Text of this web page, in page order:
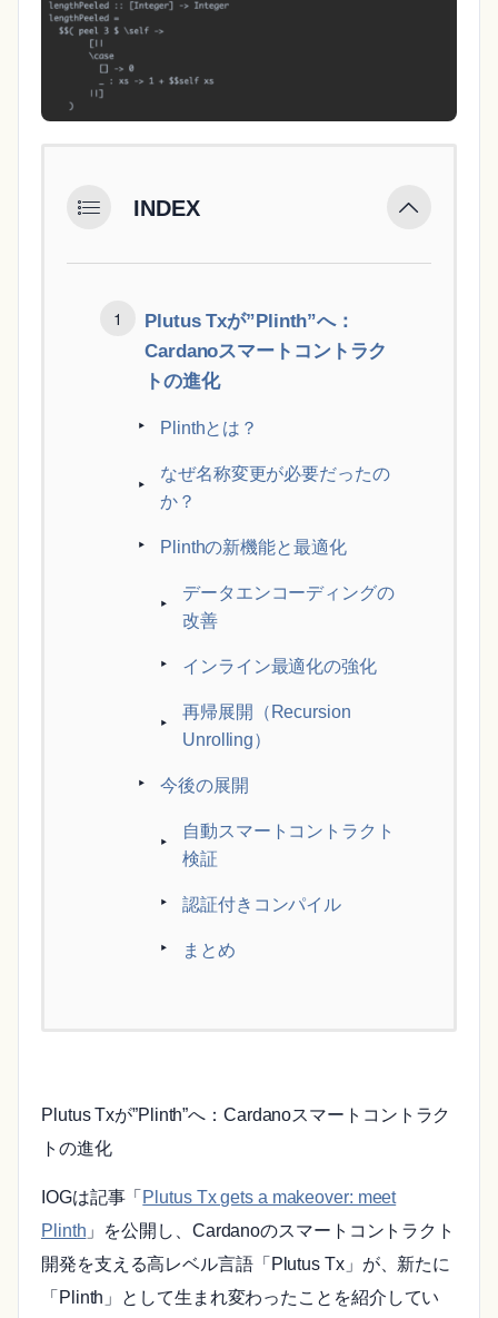
INDEX
Plutus Txが”Plinth”へ：
Cardanoスマートコントラク
トの進化
Plinthとは？
なぜ名称変更が必要だったの
か？
Plinthの新機能と最適化
データエンコーディングの
改善
インライン最適化の強化
再帰展開（Recursion
Unrolling）
今後の展開
自動スマートコントラクト
検証
認証付きコンパイル
まとめ
Plutus Txが”Plinth”へ：Cardanoスマートコントラク
トの進化
IOGは記事「 Plutus Tx gets a makeover: meet
Plinth 」を公開し、Cardanoのスマートコントラクト
開発を支える高レベル言語「Plutus Tx」が、新たに
「Plinth」として生まれ変わったことを紹介してい